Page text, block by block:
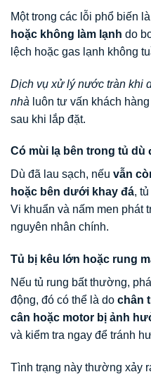
Một trong các lỗi phổ biến là
hoặc không làm lạnh do
lệch hoặc gas lạnh không
Dịch vụ xử lý nước tràn khi
nhà luôn tư vấn khách
sau khi lắp đặt.
Có mùi lạ bên trong tủ dù
Dù đã lau sạch, nếu vẫn
hoặc bên dưới khay đá,
Vi khuẩn và nấm men phát
nguyên nhân chính.
Tủ bị kêu lớn hoặc rung
Nếu tủ rung bất thường,
động, đó có thể là do chân
cân hoặc motor bị ảnh
và kiểm tra ngay để tránh
Tình trạng này thường xảy